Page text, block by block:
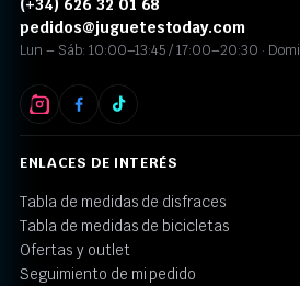
(+34) 626 32 01 68
pedidos@juguetestoday.com
Lun – Sáb: 10:00–13:45 / 17:00–20:30 ·
ENLACES DE INTERÉS
Tabla de medidas de disfraces
Tabla de medidas de bicicletas
Ofertas y outlet
Seguimiento de mi pedido